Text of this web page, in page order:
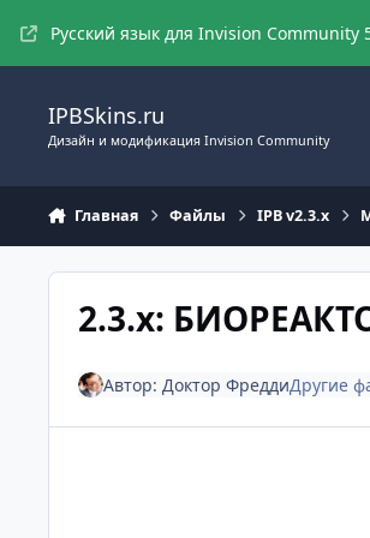
Русский язык для Invision Community
IPBSkins.ru
Дизайн и модификация Invision Community
Главная Файлы IPB v2.3.x
2.3.x:
Автор: Доктор ФреддиДругие